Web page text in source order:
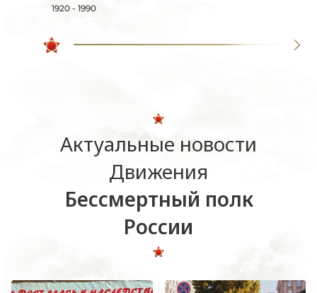
1920 - 1990
Актуальные новости
Движения
Бессмертный полк
России